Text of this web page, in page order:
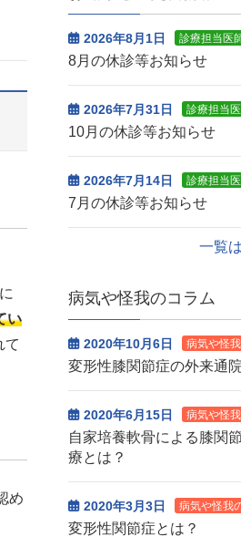
い
て
め
2026年8月1日 診療担当医
8月の休診等お知らせ
2026年7月31日 診療担当
10月の休診等お知らせ
2026年7月14日 診療担当
7月の休診等お知らせ
一覧
病気や怪我のコラム
2020年10月6日 病気や怪
変形性膝関節症の外来通
2020年6月15日 病気や怪
自家培養軟骨による膝関
療とは？
2020年3月3日 病気や怪我
変形性関節症とは？